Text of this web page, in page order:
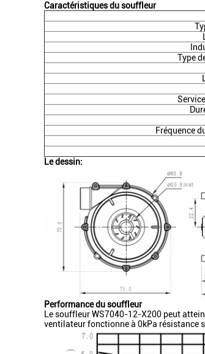
Caractéristiques du souffleur
Type
Fréquence
Le dessin:
Performance du souffleur
Le souffleur WS7040-12-X200 peut
ventilateur fonctionne à 0kPa résistance